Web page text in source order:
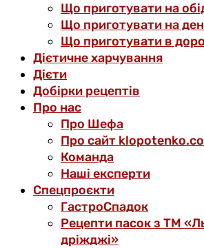
Що приготувати на
Що приготувати на
Що приготувати в
Дієтичне харчування
Дієти
Добірки рецептів
Про нас
Про Шефа
Про сайт
Команда
Наші експерти
Спецпроєкти
ГастроСпадок
Рецепти пасок з ТМ
дріжджі»